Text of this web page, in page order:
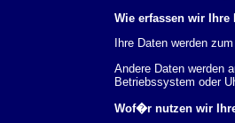
Wie erfassen wir Ihre
Ihre Daten werden
Andere Daten werden
Betriebssystem oder
Wof�r nutzen wir